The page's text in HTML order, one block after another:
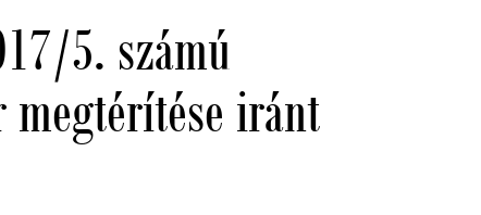
5. számú
iránt